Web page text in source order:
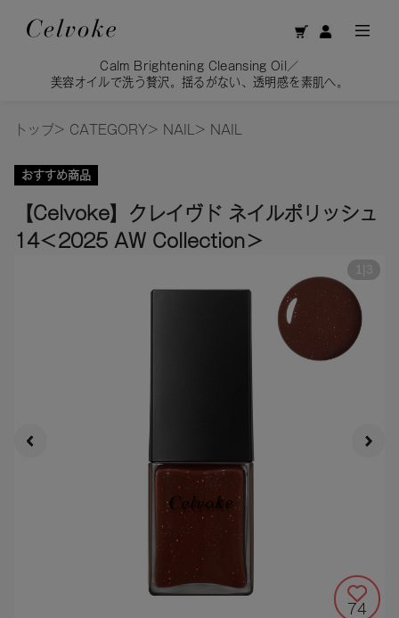
Calm Brightening Cleansing Oil／
美容オイルで洗う贅沢。揺るがない、透明感を素肌へ。
トップ> CATEGORY> NAIL > NAIL
おすすめ商品
【Celvoke】クレイヴド ネイルポリッシュ
14＜2025 AW Collection＞
3
74